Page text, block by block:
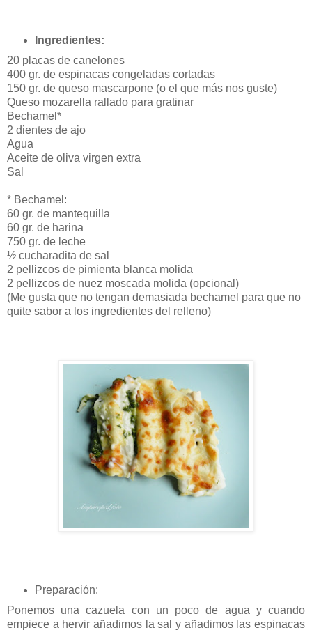
Ingredientes:
20 placas de canelones
400 gr. de espinacas congeladas cortadas
150 gr. de queso mascarpone (o el que más nos guste)
Queso mozarella rallado para gratinar
Bechamel*
2 dientes de ajo
Agua
Aceite de oliva virgen extra
Sal
* Bechamel:
60 gr. de mantequilla
60 gr. de harina
750 gr. de leche
½ cucharadita de sal
2 pellizcos de pimienta blanca molida
2 pellizcos de nuez moscada molida (opcional)
(Me gusta que no tengan demasiada bechamel para que no
quite sabor a los ingredientes del relleno)
Preparación:
Ponemos una cazuela con un poco de agua y cuando
empiece a hervir añadimos la sal y añadimos las espinacas